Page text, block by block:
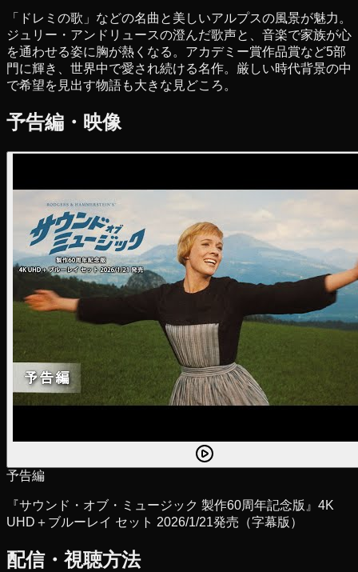
「ドレミの歌」などの名曲と美しいアルプスの風景が魅力。
ジュリー・アンドリュースの澄んだ歌声と、音楽で家族が心
を通わせる姿に胸が熱くなる。アカデミー賞作品賞など5部
門に輝き、世界中で愛され続ける名作。厳しい時代背景の中
で希望を見出す物語も大きな見どころ。
予告編・映像
予告編
『サウンド・オブ・ミュージック 製作60周年記念版』4K
UHD＋ブルーレイ セット 2026/1/21発売（字幕版）
配信・視聴方法